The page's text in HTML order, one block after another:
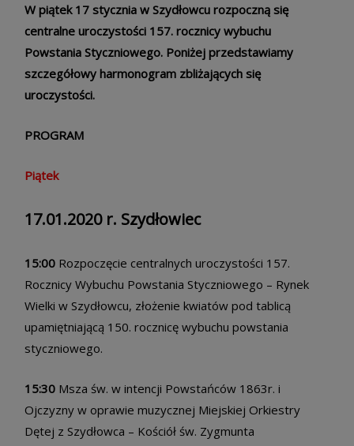
W piątek 17 stycznia w Szydłowcu rozpoczną się
centralne uroczystości 157. rocznicy wybuchu
Powstania Styczniowego. Poniżej przedstawiamy
szczegółowy harmonogram zbliżających się
uroczystości.
PROGRAM
Piątek
17.01.2020 r. Szydłowiec
15:00 Rozpoczęcie centralnych uroczystości 157.
Rocznicy Wybuchu Powstania Styczniowego – Rynek
Wielki w Szydłowcu, złożenie kwiatów pod tablicą
upamiętniającą 150. rocznicę wybuchu powstania
styczniowego.
15:30 Msza św. w intencji Powstańców 1863r. i
Ojczyzny w oprawie muzycznej Miejskiej Orkiestry
Dętej z Szydłowca – Kościół św. Zygmunta